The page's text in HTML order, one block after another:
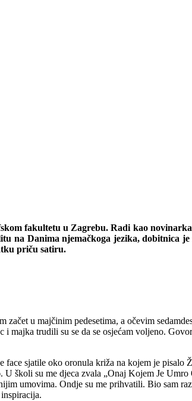
fakultetu u Zagrebu. Radi kao
na Danima njemačkoga jezika, dobitnica
priču satiru.
u majčinim pedesetima, a očevim
majka trudili su se da se osjećam voljeno.
face sjatile oko oronula križa na kojem je
školi su me djeca zvala „Onaj Kojem Je
umovima. Ondje su me prihvatili. Bio sam